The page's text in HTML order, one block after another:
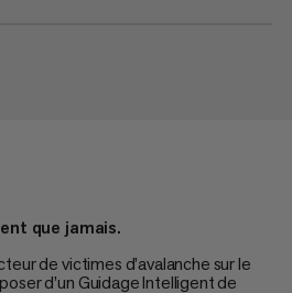
que jamais.
de victimes d’avalanche sur le
d’un Guidage Intelligent de